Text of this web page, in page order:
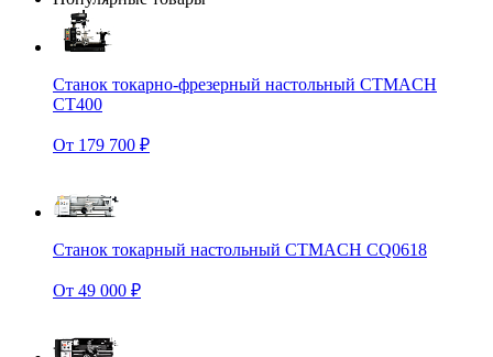
Станок токарно-фрезерный настольный CTMACH
CT400
От 179 700 ₽
Станок токарный настольный CTMACH CQ0618
От 49 000 ₽